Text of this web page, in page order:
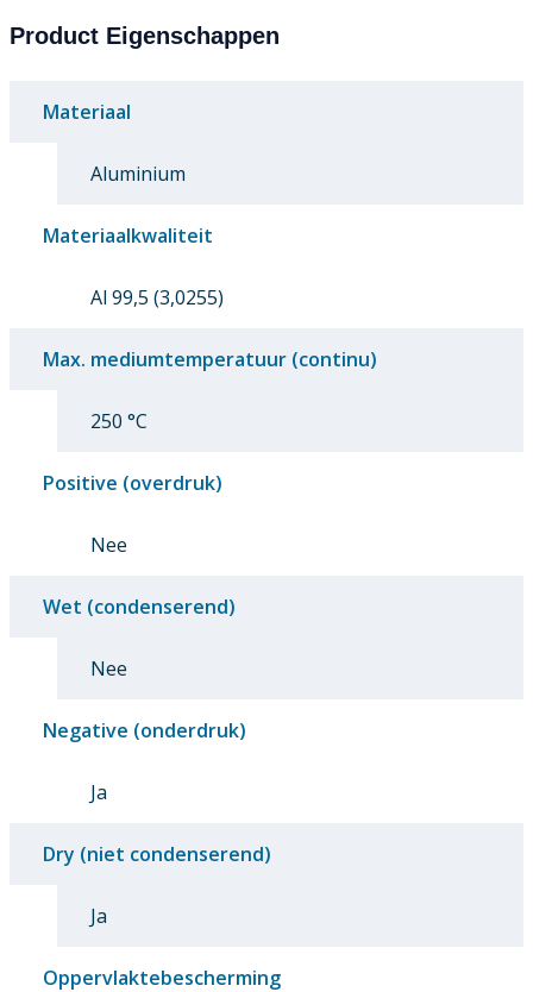
Product Eigenschappen
Materiaal
Aluminium
Materiaalkwaliteit
Al 99,5 (3,0255)
Max. mediumtemperatuur (continu)
250 °C
Positive (overdruk)
Nee
Wet (condenserend)
Nee
Negative (onderdruk)
Ja
Dry (niet condenserend)
Ja
Oppervlaktebescherming